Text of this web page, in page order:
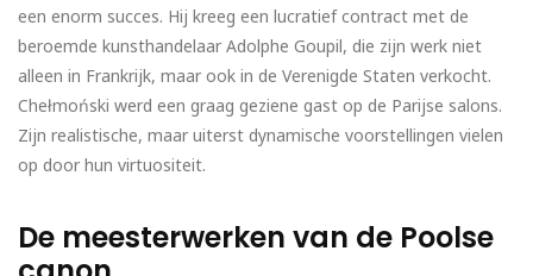
een enorm succes. Hij kreeg een lucratief contract met de
beroemde kunsthandelaar Adolphe Goupil, die zijn werk niet
alleen in Frankrijk, maar ook in de Verenigde Staten verkocht.
Chełmoński werd een graag geziene gast op de Parijse salons.
Zijn realistische, maar uiterst dynamische voorstellingen vielen
op door hun virtuositeit.
De meesterwerken van de Poolse